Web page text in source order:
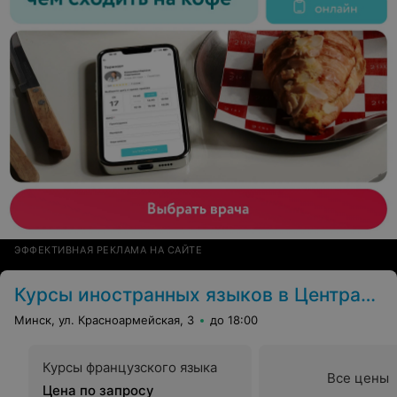
ЭФФЕКТИВНАЯ РЕКЛАМА НА САЙТЕ
Курсы иностранных языков в Центральном Доме офицеров
Минск, ул. Красноармейская, 3 до 18:00
Курсы французского языка
Цена по запросу
Все цены